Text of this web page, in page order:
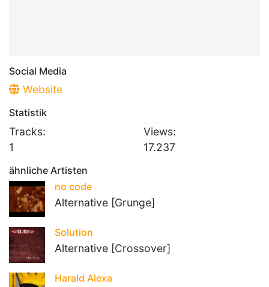
Social Media
Website
Statistik
Tracks:
1
Views:
17.237
ähnliche Artisten
no code
Alternative [Grunge]
Solution
Alternative [Crossover]
Harald Alexa